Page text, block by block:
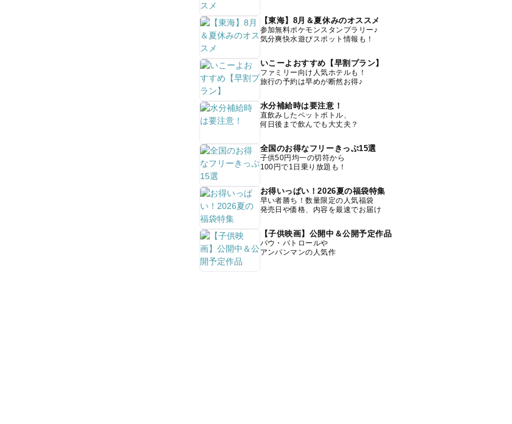
【東海】8月＆夏休みのオススメ
参加無料ポケモンスタンプラリー♪
気分爽快水遊びスポット情報も！
いこーよおすすめ【早割プラン】
ファミリー向け人気ホテルも！
旅行の予約は早めが断然お得♪
水分補給時は要注意！
直飲みしたペットボトル、
何日後まで飲んでも大丈夫？
全国のお得なフリーきっぷ15選
子供50円均一の切符から
100円で1日乗り放題も！
お得いっぱい！2026夏の福袋特集
早い者勝ち！数量限定の人気福袋
発売日や価格、内容を最速でお届け
【子供映画】公開中＆公開予定作品
パウ・パトロールや
アンパンマンの人気作